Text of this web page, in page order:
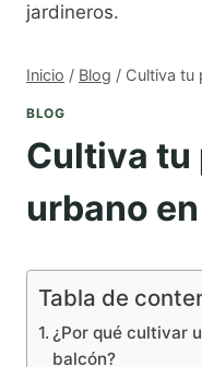
Inicio / Blog / Cultiva tu
BLOG
Cultiva tu
urbano
Tabla de
¿Por qué cultivar
balcón?